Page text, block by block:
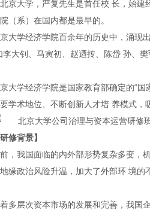
京大学，严复先生是首任校 长，始
（系）在国内都是最早的。
大学经济学院百余年的历史中，涌现
李大钊、马寅初、赵迺抟、陈岱 孙、
大学经济学院是国家教育部确定的“
学术地位、不断创新人才培 养模式，
研修背景】
，我国面临的内外部形势复杂多变，
缘政治风险升温，加大了外部环 境
多层次资本市场的发展和完善，我国